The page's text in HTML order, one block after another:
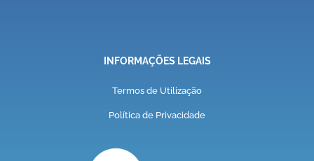
INFORMAÇÕES LEGAIS
Termos de Utilização
Política de Privacidade